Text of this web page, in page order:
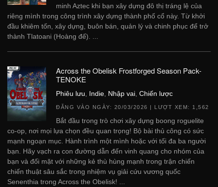
minh Aztec khi bạn xây dựng đô thị tráng lệ của
riêng mình trong công trình xây dựng thành phố cổ này. Từ khởi
đầu khiêm tốn, xây dựng, buôn bán, quản lý và chinh phục để trở
thành Tlatoani (Hoàng đế). ...
Across the Obelisk Frostforged Season Pack-
TENOKE
Phiêu lưu Indie Nhập vai Chiến lược
ĐĂNG VÀO NGÀY: 20/03/2026 | LƯỢT XEM: 1,562
Bắt đầu trong trò chơi xây dựng boong roguelite
co-op, nơi mọi lựa chọn đều quan trọng! Bộ bài thủ công có sức
mạnh ngoạn mục. Hành trình một mình hoặc với tối đa ba người
bạn. Hãy vạch ra con đường dẫn đến vinh quang cho nhóm của
bạn và đối mặt với những kẻ thù hùng mạnh trong trận chiến
chiến thuật sâu sắc trong nhiệm vụ giải cứu vương quốc
Senenthia trong Across the Obelisk! ...